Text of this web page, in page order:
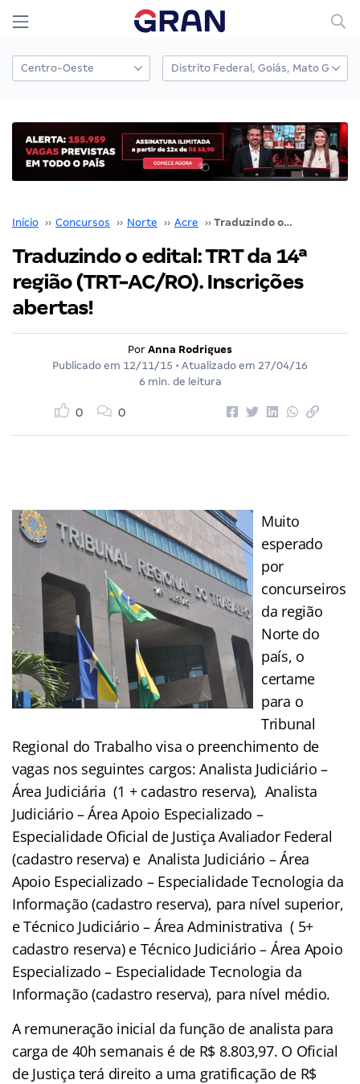
Início ›› Concursos ›› Norte ›› Acre ›› Traduzindo o edital: TRT da 14ª região (TRT-AC/RO). Inscrições abertas!
Traduzindo o edital: TRT da 14ª
região (TRT-AC/RO). Inscrições
abertas!
Por Anna Rodrigues
Publicado em 12/11/15 • Atualizado em 27/04/16
6 min. de leitura
0 0
Muito
esperado
por
concurseiros
da região
Norte do
país, o
certame
para o
Tribunal
Regional do Trabalho visa o preenchimento de
vagas nos seguintes cargos: Analista Judiciário –
Área Judiciária (1 + cadastro reserva), Analista
Judiciário – Área Apoio Especializado –
Especialidade Oficial de Justiça Avaliador Federal
(cadastro reserva) e Analista Judiciário – Área
Apoio Especializado – Especialidade Tecnologia da
Informação (cadastro reserva), para nível superior,
e Técnico Judiciário – Área Administrativa ( 5+
cadastro reserva) e Técnico Judiciário – Área Apoio
Especializado – Especialidade Tecnologia da
Informação (cadastro reserva), para nível médio.
A remuneração inicial da função de analista para
carga de 40h semanais é de R$ 8.803,97. O Oficial
de Justiça terá direito a uma gratificação de R$